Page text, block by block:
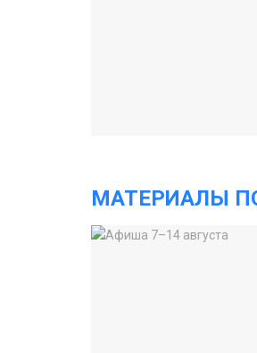
МАТЕРИАЛЫ